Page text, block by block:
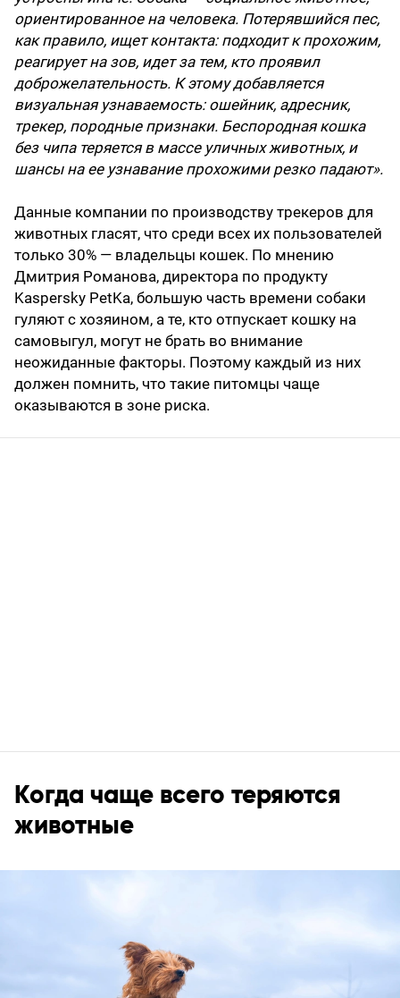
ориентированное на человека. Потерявшийся пес,
как правило, ищет контакта: подходит к прохожим,
реагирует на зов, идет за тем, кто проявил
доброжелательность. К этому добавляется
визуальная узнаваемость: ошейник, адресник,
трекер, породные признаки. Беспородная кошка
без чипа теряется в массе уличных животных, и
шансы на ее узнавание прохожими резко падают».
Данные компании по производству трекеров для
животных гласят, что среди всех их пользователей
только 30% — владельцы кошек. По мнению
Дмитрия Романова, директора по продукту
Kaspersky PetKa, большую часть времени собаки
гуляют с хозяином, а те, кто отпускает кошку на
самовыгул, могут не брать во внимание
неожиданные факторы. Поэтому каждый из них
должен помнить, что такие питомцы чаще
оказываются в зоне риска.
Когда чаще всего теряются
животные